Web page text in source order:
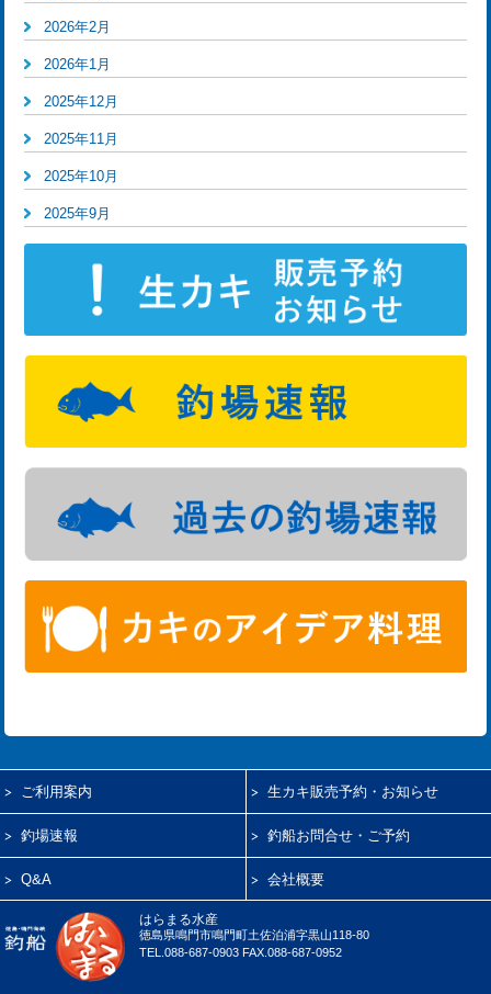
2026年2月
2026年1月
2025年12月
2025年11月
2025年10月
2025年9月
ご利用案内 生カキ販売予約・お知らせ
釣場速報 釣船お問合せ・ご予約
Q&A 会社概要
はらまる水産
徳島県鳴門市鳴門町土佐泊浦字黒山118-80
TEL.088-687-0903 FAX.088-687-0952